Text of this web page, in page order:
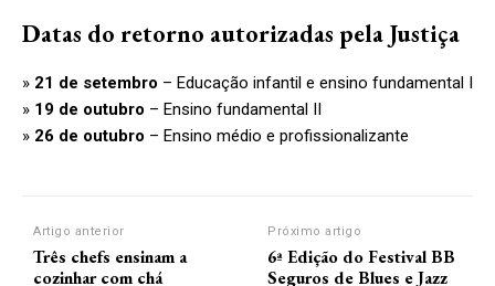
Datas do retorno autorizadas pela Justiça
» 21 de setembro – Educação infantil e ensino fundamental I
» 19 de outubro – Ensino fundamental II
» 26 de outubro – Ensino médio e profissionalizante
Artigo anterior
Três chefs ensinam a
cozinhar com chá
Próximo artigo
6ª Edição do Festival BB
Seguros de Blues e Jazz